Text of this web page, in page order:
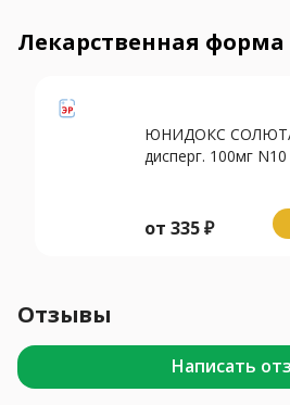
Лекарственная форма
ЮНИДОКС
дисперг. 100мг N10
от 335₽
Отзывы
Написать